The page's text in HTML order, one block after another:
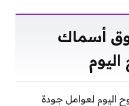
أسماك
اليوم لعوامل جودة